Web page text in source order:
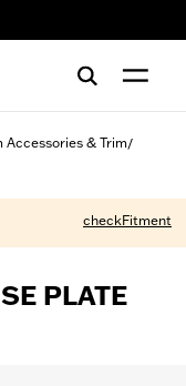
Accessories & Trim/
checkFitment
PLATE